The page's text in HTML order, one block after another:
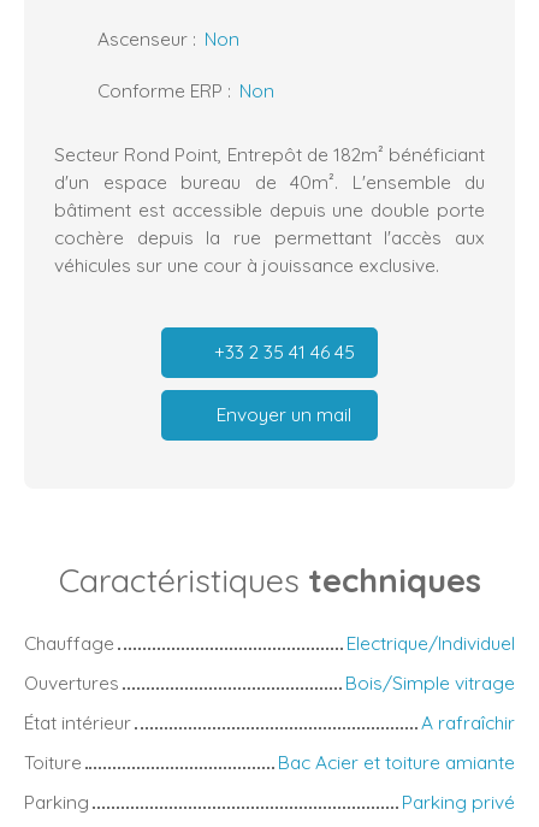
Ascenseur : Non
Conforme ERP : Non
Secteur Rond Point, Entrepôt de 182m² bénéficiant
d'un espace bureau de 40m². L'ensemble du
bâtiment est accessible depuis une double porte
cochère depuis la rue permettant l'accès aux
véhicules sur une cour à jouissance exclusive.
+33 2 35 41 46 45
Envoyer un mail
Caractéristiques techniques
Chauffage
Electrique/Individuel
Ouvertures
Bois/Simple vitrage
État intérieur
A rafraîchir
Toiture
Bac Acier et toiture amiante
Parking
Parking privé